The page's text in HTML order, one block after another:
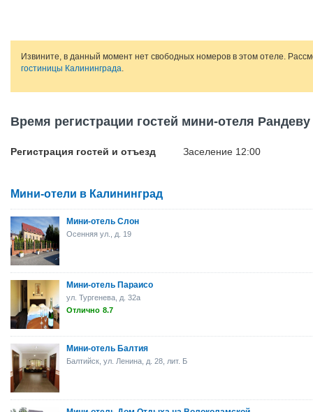
Извините, в данный момент нет свободных номеров в этом отеле.
гостиницы Калининграда.
Время регистрации гостей мини-отеля
Регистрация гостей и отъезд Заселение 12:00
Мини-отели в Калининград
Мини-отель Слон
Осенняя ул., д. 19
Мини-отель Параисо
ул. Тургенева, д. 32а
Отлично 8.7
Мини-отель Балтия
Балтийск, ул. Ленина, д. 28, лит. Б